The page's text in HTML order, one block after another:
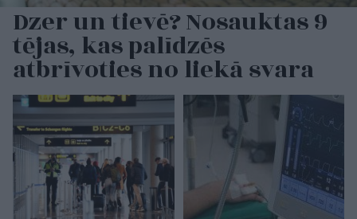
Dzer un tievē? Nosauktas 9
tējas, kas palīdzēs
atbrīvoties no liekā svara